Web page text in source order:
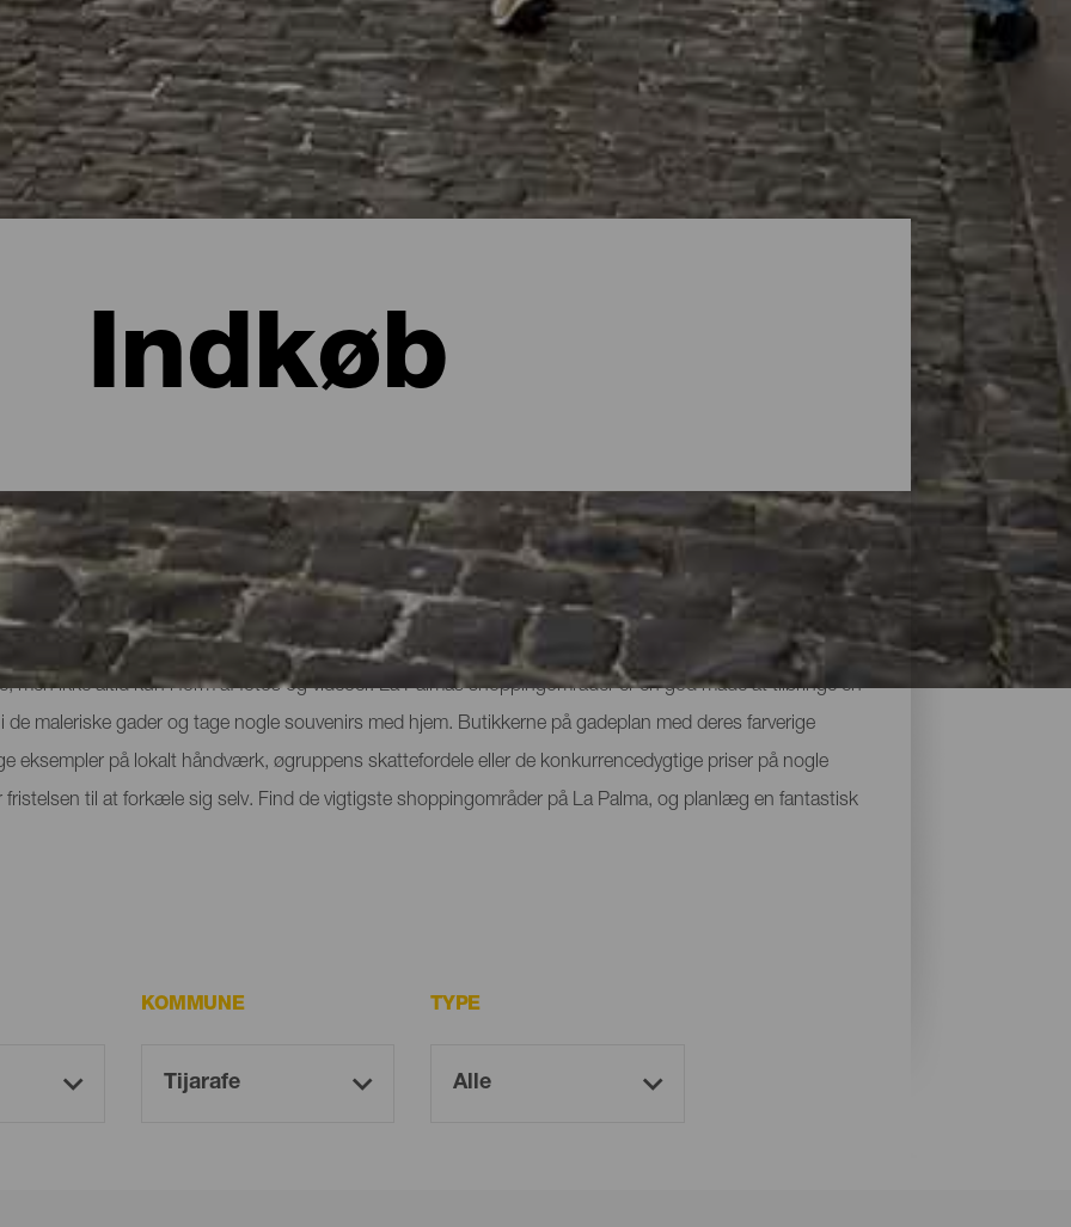
Indkøb
Palma?
men ikke altid kun i form af fotos og videoer. La Palmas shoppingområder er en god måde at tilbringe en
maleriske gader og tage nogle souvenirs med hjem. Butikkerne på gadeplan med deres farverige
eksempler på lokalt håndværk, øgruppens skattefordele eller de konkurrencedygtige priser på nogle
til at forkæle sig selv. Find de vigtigste shoppingområder på La Palma, og planlæg en fantastisk
KOMMUNE TYPE